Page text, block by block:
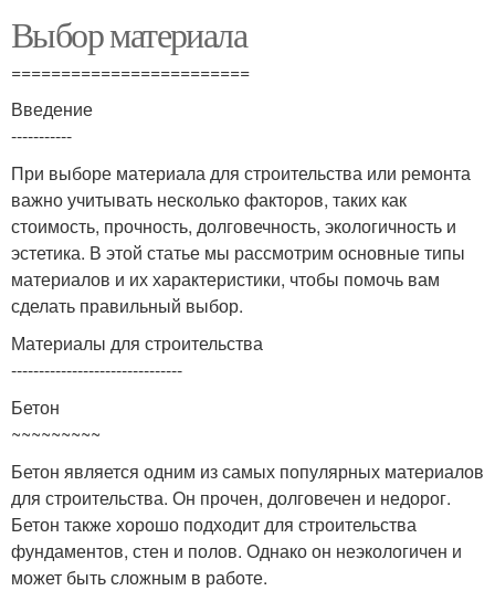
Выбор материала
========================
Введение
-----------
При выборе материала для строительства или ремонта
важно учитывать несколько факторов, таких как
стоимость, прочность, долговечность, экологичность и
эстетика. В этой статье мы рассмотрим основные типы
материалов и их характеристики, чтобы помочь вам
сделать правильный выбор.
Материалы для строительства
-------------------------------
Бетон
~~~~~~~~~
Бетон является одним из самых популярных материалов
для строительства. Он прочен, долговечен и недорог.
Бетон также хорошо подходит для строительства
фундаментов, стен и полов. Однако он неэкологичен и
может быть сложным в работе.